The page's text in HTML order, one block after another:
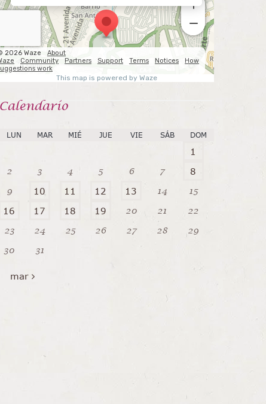
Calendarío
LUN MAR MIÉ JUE VIE SÁB DOM
1
2 3 4 5 6 7 8
9 10 11 12 13 14 15
16 17 18 19 20 21
22
23
24 25 26 27 28
29
30
31
mar